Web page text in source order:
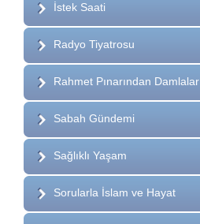
İstek Saati
Radyo Tiyatrosu
Rahmet Pınarından Damlalar
Sabah Gündemi
Sağlıklı Yaşam
Sorularla İslam ve Hayat